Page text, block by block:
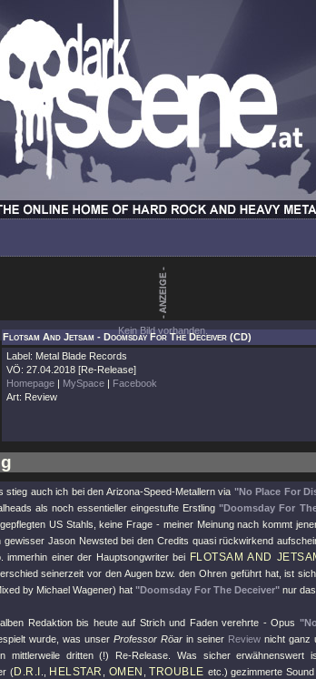
Kein Bild vorhanden.
Flotsam And Jetsam - Doomsday For The Deceiver (CD)
Label: Metal Blade Records
VÖ: 27.04.2018 [Re-Release]
Homepage | MySpace | Facebook
Art: Review
stieg auch ich bei den Arizona-Speed-Metallern via "No Place For
als noch essentieller eingestufte Erstling"Doomsday For
US Stahls, keine Frage - meiner Meinung nach kommt
gewisser Jason Newsted bei den Credits quasi rückwirkend
immerhin einer der Hauptsongwriter bei FLOTSAM AND
seinerzeit vor den Augen bzw. den Ohren geführt hat, ist
by Michael Wagener) hat "Doomsday For The Deceiver" nur
Redaktion bis heute auf Strich und Faden verehrte - Opus
wurde, was unser Professor Röar in seiner Review nicht ganz
mittlerweile dritten (!) Re-Release. Was sicher erwähnenswert
(D.R.I HELSTAR OMEN ,TROUBLE etc.) gezimmerte